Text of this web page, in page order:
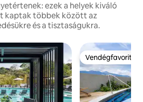
ezek a helyek kiváló
kaptak többek között az
és a tisztaságukra.
Vendégfavorit
Vendégfavorit